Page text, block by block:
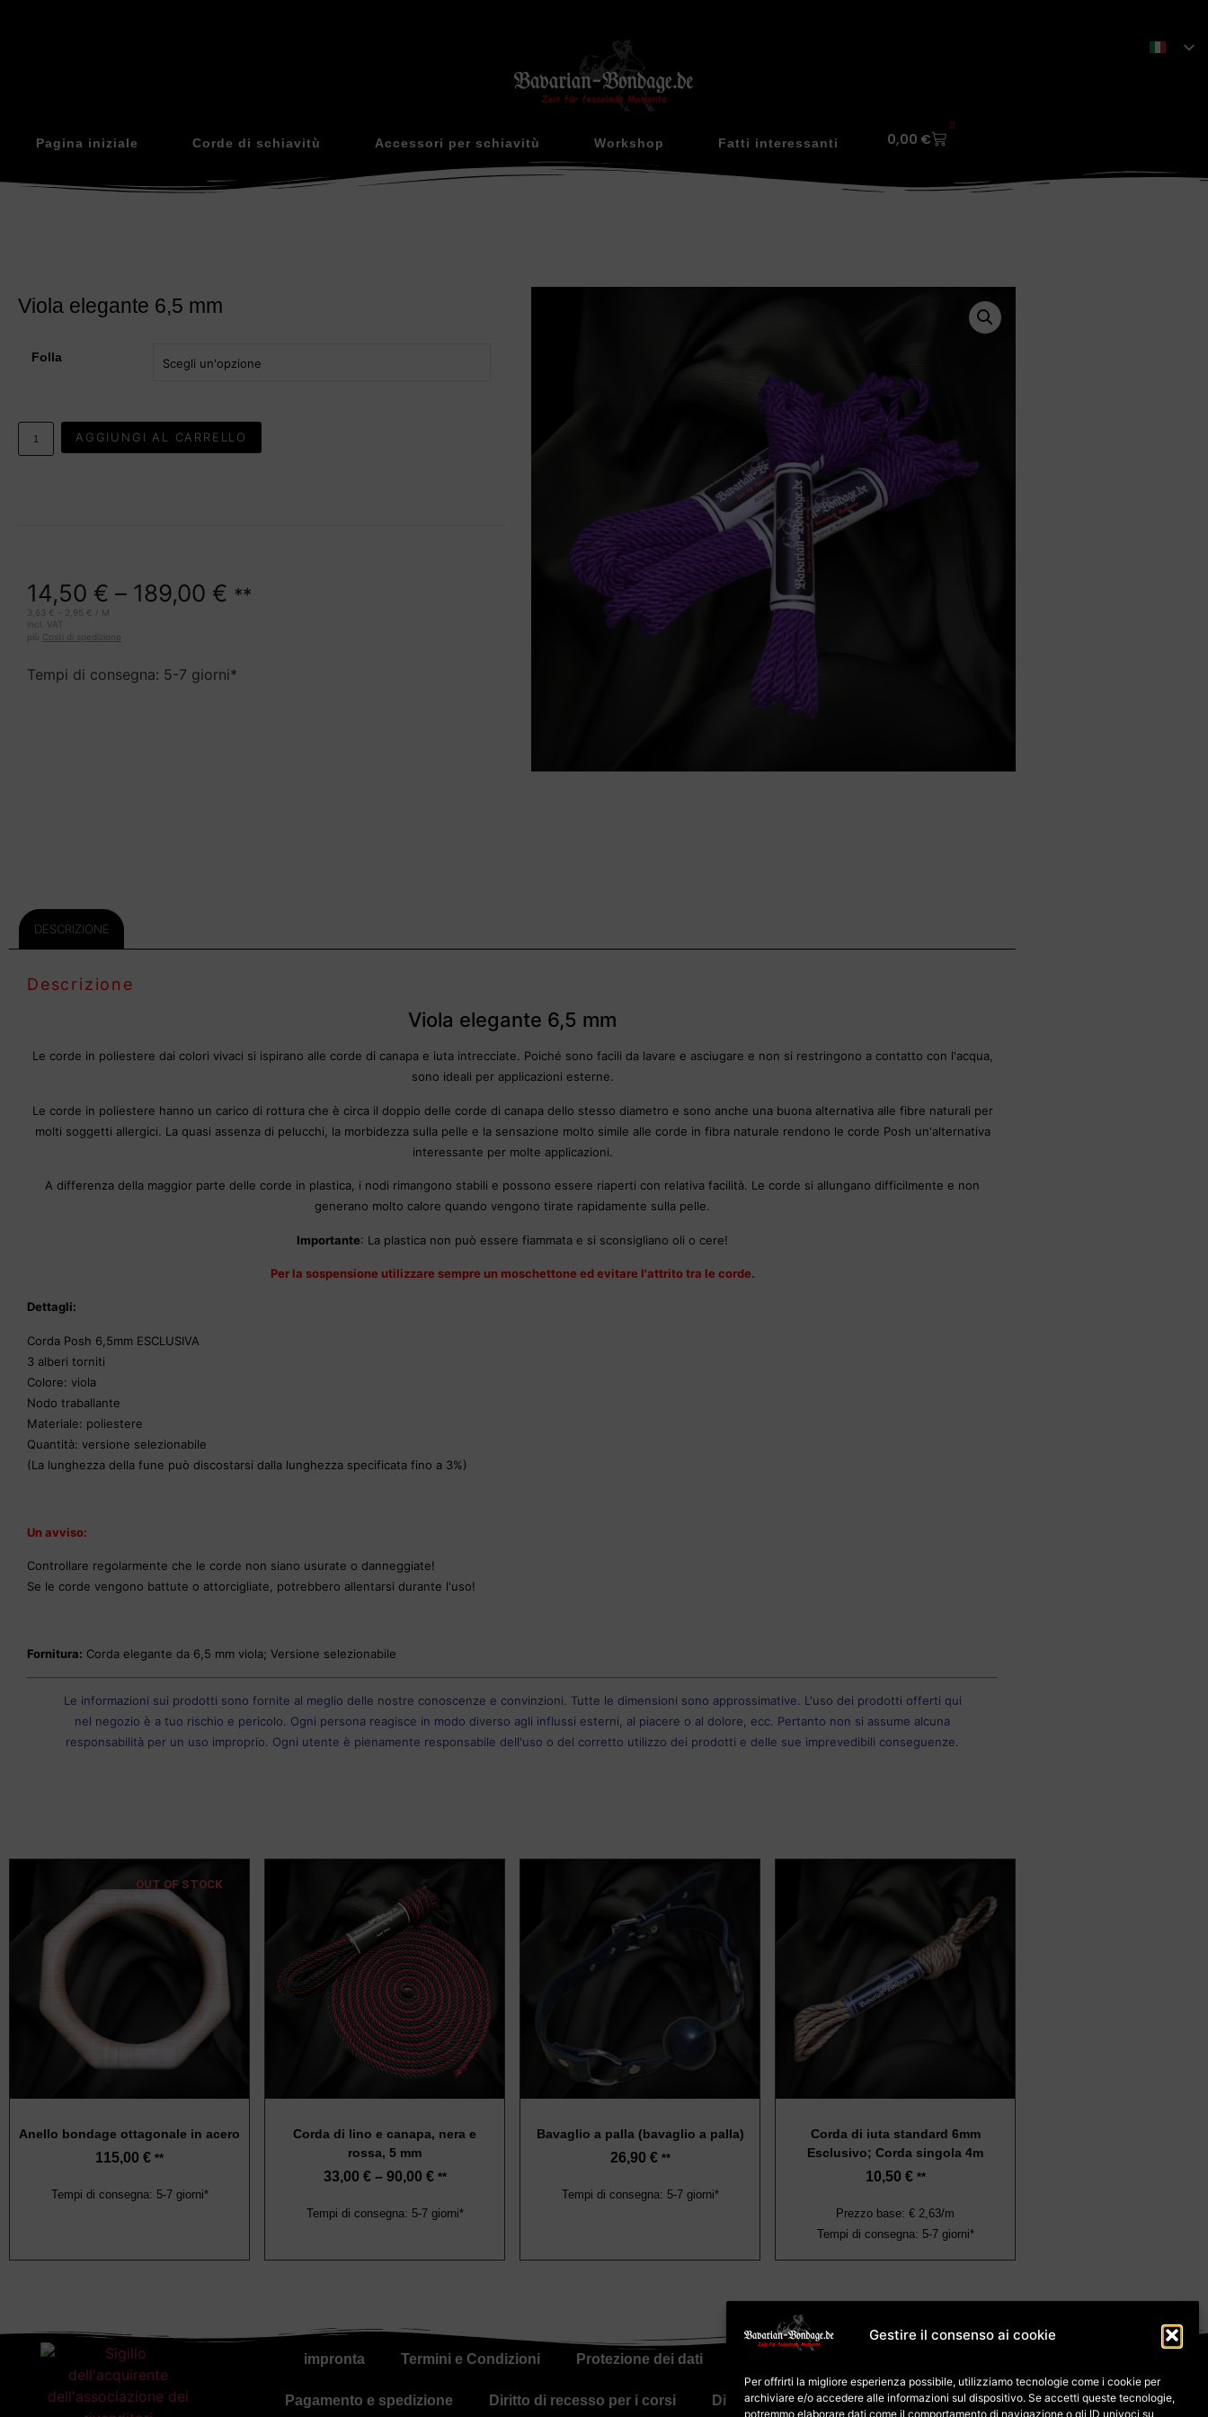
Gestire il consenso ai cookie
Per offrirti la migliore esperienza possibile, utilizziamo tecnologie come i cookie per
archiviare e/o accedere alle informazioni sul dispositivo. Se accetti queste tecnologie,
potremmo elaborare dati come il comportamento di navigazione o gli ID univoci su
Pagina iniziale Corde di schiavitù Accessori per schiavitù Workshop Fatti interessanti 0,00 €
0
Viola elegante 6,5 mm
Folla
AGGIUNGI AL CARRELLO
14,50 € – 189,00 € **
3,63 € 2,95 €
M
incl. VAT
più Costi di spedizione
Tempi di consegna: 5-7 giorni*
DESCRIZIONE
Descrizione
Viola elegante 6,5 mm
Le corde in poliestere dai colori vivaci si ispirano alle corde di canapa e iuta intrecciate. Poiché sono facili da lavare e asciugare e non si restringono a contatto con l'acqua,
sono ideali per applicazioni esterne.
Le corde in poliestere hanno un carico di rottura che è circa il doppio delle corde di canapa dello stesso diametro e sono anche una buona alternativa alle fibre naturali per
molti soggetti allergici. La quasi assenza di pelucchi, la morbidezza sulla pelle e la sensazione molto simile alle corde in fibra naturale rendono le corde Posh un'alternativa
interessante per molte applicazioni.
A differenza della maggior parte delle corde in plastica, i nodi rimangono stabili e possono essere riaperti con relativa facilità. Le corde si allungano difficilmente e non
generano molto calore quando vengono tirate rapidamente sulla pelle.
Importante: La plastica non può essere fiammata e si sconsigliano oli o cere!
Per la sospensione utilizzare sempre un moschettone ed evitare l'attrito tra le corde.
Dettagli:
Corda Posh 6,5mm ESCLUSIVA
3 alberi torniti
Colore: viola
Nodo traballante
Materiale: poliestere
Quantità: versione selezionabile
(La lunghezza della fune può discostarsi dalla lunghezza specificata fino a 3%)
Un avviso:
Controllare regolarmente che le corde non siano usurate o danneggiate!
Se le corde vengono battute o attorcigliate, potrebbero allentarsi durante l'uso!
Fornitura: Corda elegante da 6,5 mm viola; Versione selezionabile
Le informazioni sui prodotti sono fornite al meglio delle nostre conoscenze e convinzioni. Tutte le dimensioni sono approssimative. L'uso dei prodotti offerti qui
nel negozio è a tuo rischio e pericolo. Ogni persona reagisce in modo diverso agli influssi esterni, al piacere o al dolore, ecc. Pertanto non si assume alcuna
responsabilità per un uso improprio. Ogni utente è pienamente responsabile dell'uso o del corretto utilizzo dei prodotti e delle sue imprevedibili conseguenze.
OUT OF STOCK
Anello bondage ottagonale in acero
115,00 € **
Tempi di consegna: 5-7 giorni*
Corda di lino e canapa, nera e
rossa, 5 mm
33,00 €– 90,00 € **
Tempi di consegna: 5-7 giorni*
Bavaglio a palla (bavaglio a palla)
26,90 € **
Tempi di consegna: 5-7 giorni*
Corda di iuta standard 6mm
Esclusivo; Corda singola 4m
10,50 € **
Prezzo base: € 2,63/m
Tempi di consegna: 5-7 giorni*
impronta Termini e Condizioni Protezione dei dati
Pagamento e spedizione Diritto di recesso per i corsi Diritto di recesso per la merce